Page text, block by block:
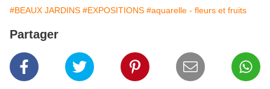
#BEAUX JARDINS #EXPOSITIONS #aquarelle - fleurs et fruits
Partager